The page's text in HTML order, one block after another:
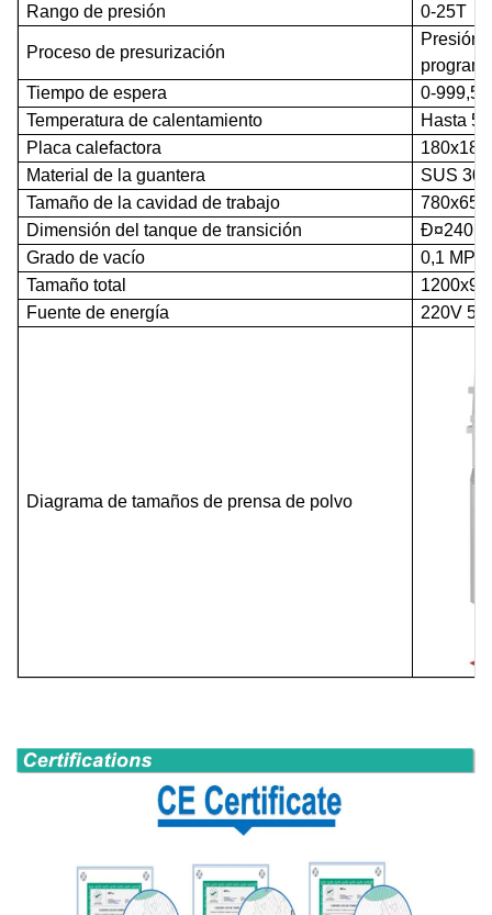
Rango de presión
0-25T
Proceso de presurización
Presión
Tiempo de espera
0-
Temperatura de calentamiento
Hasta
Placa calefactora
Material de la guantera
SUS
Tamaño de la cavidad de trabajo
Dimensión del tanque de transición
Ð¤240
Grado de vacío
0,1 MPa
Tamaño total
Fuente de energía
220V
Diagrama de tamaños de prensa de polvo